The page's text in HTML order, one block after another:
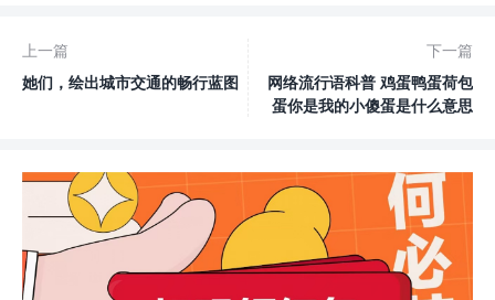
上一篇
她们，绘出城市交通的畅行蓝图
下一篇
网络流行语科普 鸡蛋鸭蛋荷包
蛋你是我的小傻蛋是什么意思